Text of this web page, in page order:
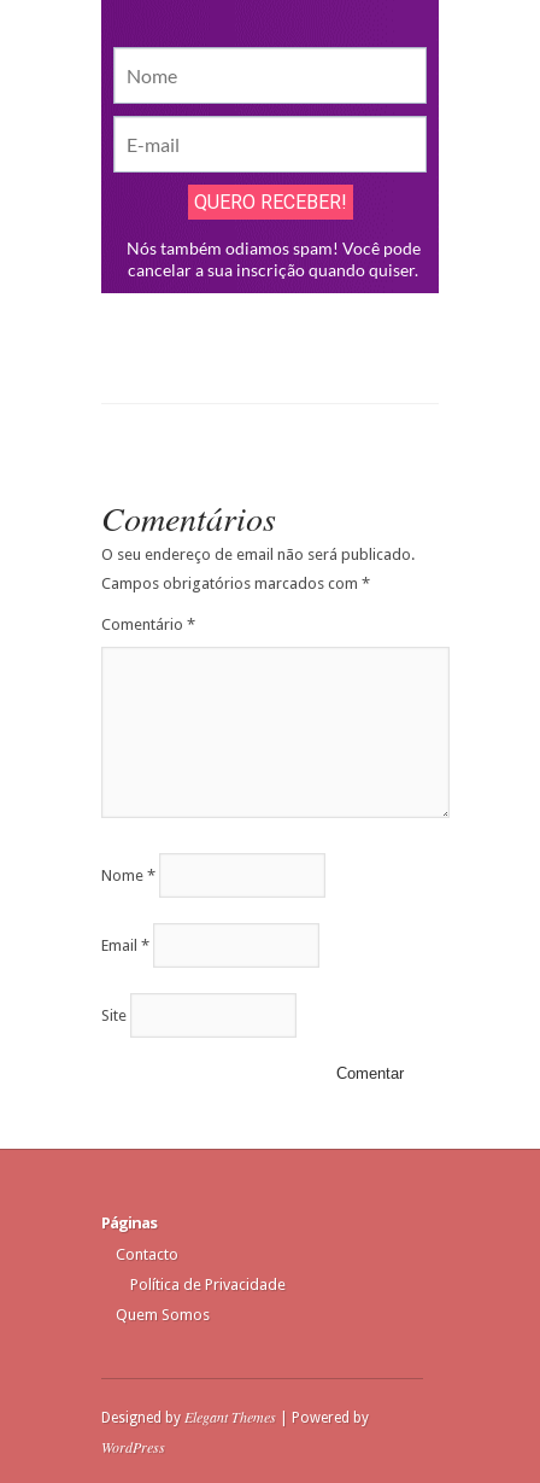
Comentários
O seu endereço de email não será publicado.
Campos obrigatórios marcados com *
Comentário *
Nome *
Email *
Site
Páginas
Contacto
Política de Privacidade
Quem Somos
Designed by Elegant Themes | Powered by
WordPress